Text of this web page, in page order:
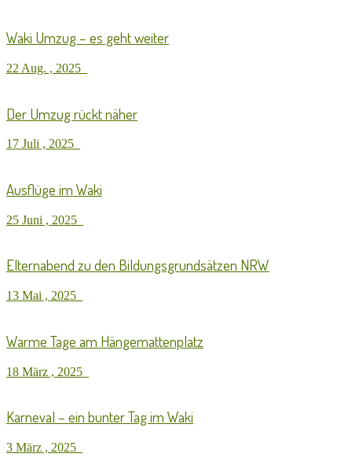
Waki Umzug – es geht weiter
22 Aug. , 2025
Der Umzug rückt näher
17 Juli , 2025
Ausflüge im Waki
25 Juni , 2025
Elternabend zu den Bildungsgrundsätzen NRW
13 Mai , 2025
Warme Tage am Hängemattenplatz
18 März , 2025
Karneval – ein bunter Tag im Waki
3 März , 2025